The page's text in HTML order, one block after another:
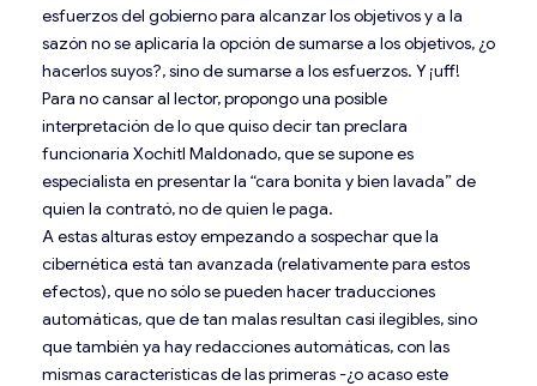
esfuerzos del gobierno para alcanzar los objetivos y a la
sazón no se aplicaría la opción de sumarse a los objetivos, ¿o
hacerlos suyos?, sino de sumarse a los esfuerzos. Y ¡uff!
Para no cansar al lector, propongo una posible
interpretación de lo que quiso decir tan preclara
funcionaria Xochitl Maldonado, que se supone es
especialista en presentar la “cara bonita y bien lavada” de
quien la contrató, no de quien le paga.
A estas alturas estoy empezando a sospechar que la
cibernética está tan avanzada (relativamente para estos
efectos), que no sólo se pueden hacer traducciones
automáticas, que de tan malas resultan casi ilegibles, sino
que también ya hay redacciones automáticas, con las
mismas características de las primeras -¿o acaso este